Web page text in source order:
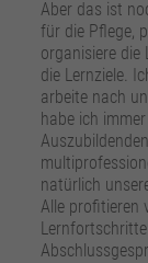
Aber das ist
für die Pflege,
organisiere die
die Lernziele.
arbeite nach
habe ich
natürlich
Alle profitieren